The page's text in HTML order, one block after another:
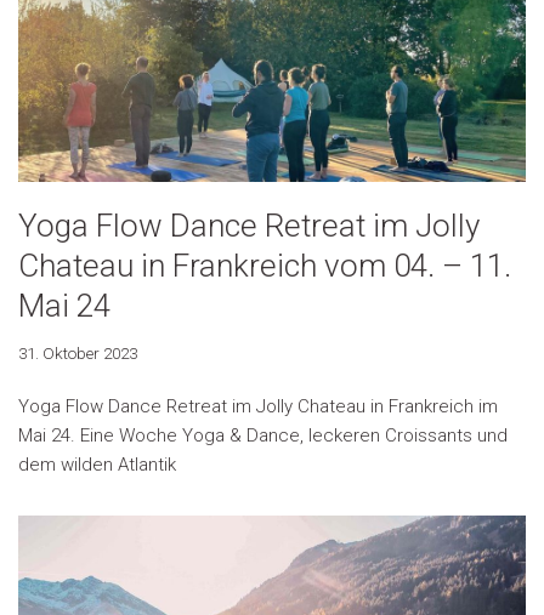
Yoga Flow Dance Retreat im Jolly
Chateau in Frankreich vom 04. – 11.
Mai 24
31. Oktober 2023
Yoga Flow Dance Retreat im Jolly Chateau in Frankreich im
Mai 24. Eine Woche Yoga & Dance, leckeren Croissants und
dem wilden Atlantik